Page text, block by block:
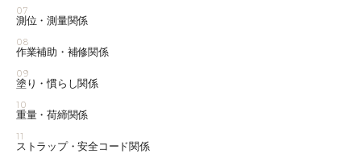
07
測位・測量関係
08
作業補助・補修関係
09
塗り・慣らし関係
10
重量・荷締関係
11
ストラップ・安全コード関係